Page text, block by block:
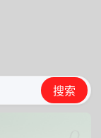
搜索
搜索